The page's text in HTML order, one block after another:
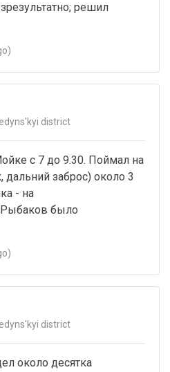
решил
)
district
с 7 до 9.30. Поймал на
дальний заброс) около 3
- на
было
)
district
около десятка